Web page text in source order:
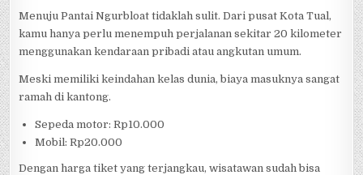
Menuju Pantai Ngurbloat tidaklah sulit. Dari pusat Kota Tual,
kamu hanya perlu menempuh perjalanan sekitar 20 kilometer
menggunakan kendaraan pribadi atau angkutan umum.
Meski memiliki keindahan kelas dunia, biaya masuknya sangat
ramah di kantong.
Sepeda motor: Rp10.000
Mobil: Rp20.000
Dengan harga tiket yang terjangkau, wisatawan sudah bisa